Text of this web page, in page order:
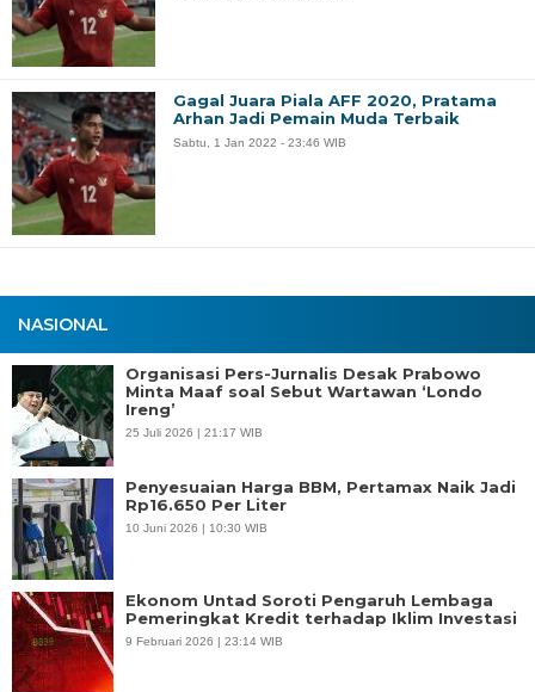
NASIONAL
Organisasi Pers-Jurnalis Desak Prabowo
Minta Maaf soal Sebut Wartawan ‘Londo
Ireng’
25 Juli 2026 | 21:17 WIB
Penyesuaian Harga BBM, Pertamax Naik Jadi
Rp16.650 Per Liter
10 Juni 2026 | 10:30 WIB
Ekonom Untad Soroti Pengaruh Lembaga
Pemeringkat Kredit terhadap Iklim Investasi
9 Februari 2026 | 23:14 WIB
Gagal Juara Piala AFF 2020, Pratama
Arhan Jadi Pemain Muda Terbaik
Sabtu, 1 Jan 2022 - 23:46 WIB